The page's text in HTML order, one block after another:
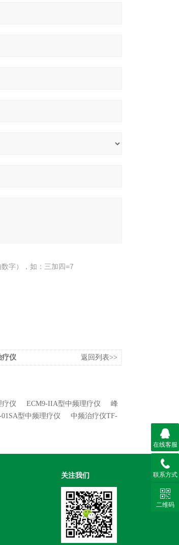
字），如：三加四=7
疗仪 返回列表>>
疗仪 ECM9-IIA型中频理疗仪
峰
型中频理疗仪
中频治疗仪TF-
关注我们
在线客服
联系方式
二维码